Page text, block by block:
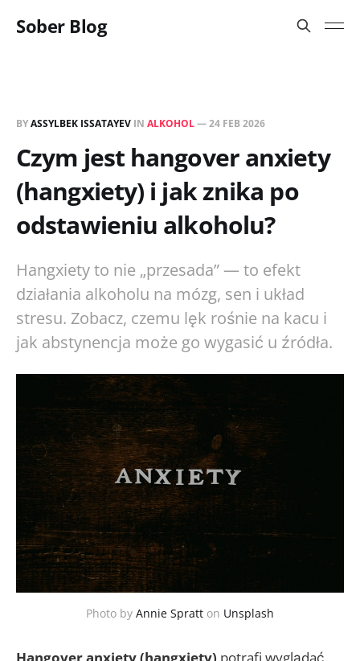
Sober Blog
BYASSYLBEK ISSATAYEV IN ALKOHOL—24 FEB 2026
Czym jest hangover anxiety
(hangxiety) i jak znika po
odstawieniu alkoholu?
Hangxiety to nie „przesada” — to efekt
działania alkoholu na mózg, sen i układ
stresu. Zobacz, czemu lęk rośnie na kacu i
jak abstynencja może go wygasić u źródła.
Photo by Annie Spratt on Unsplash